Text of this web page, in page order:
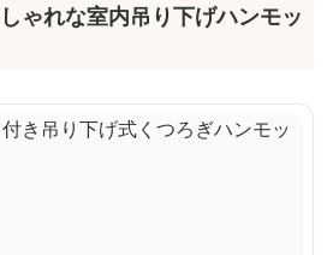
ゃれな室内吊り下げハンモッ